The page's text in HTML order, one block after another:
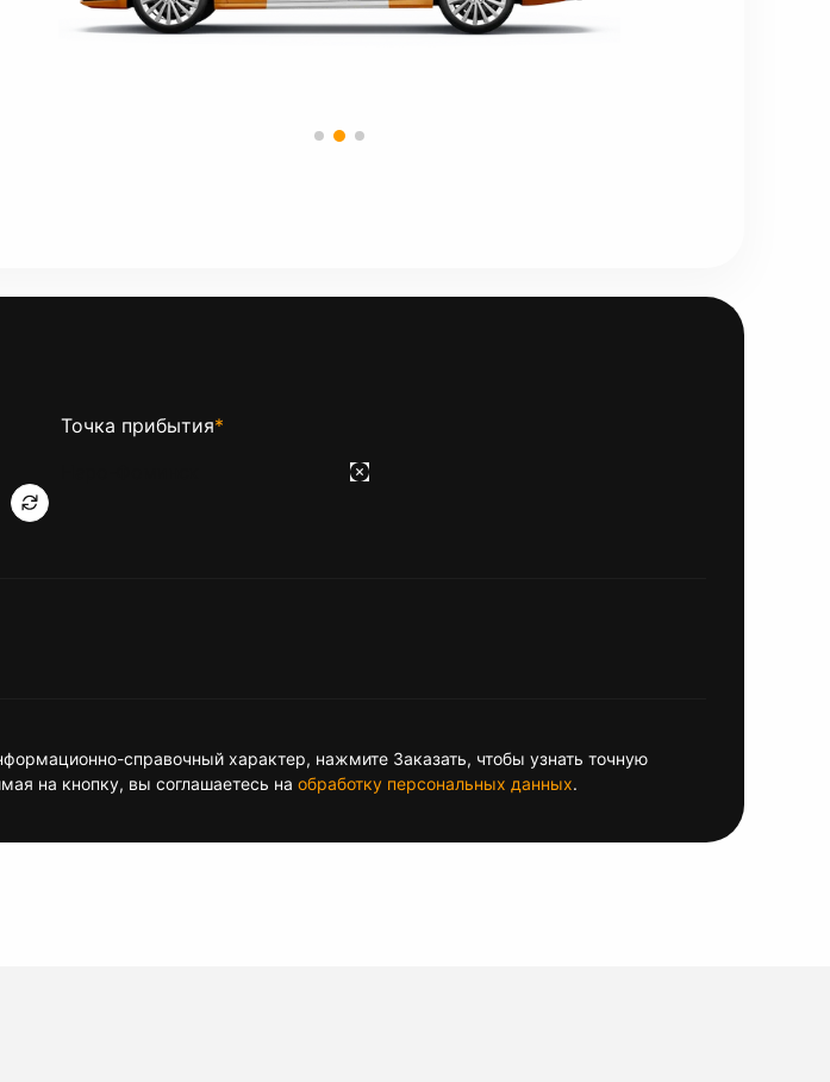
Точка прибытия*
справочный характер, нажмите Заказать, чтобы узнать точную
на кнопку, вы соглашаетесь на обработку персональных данных.